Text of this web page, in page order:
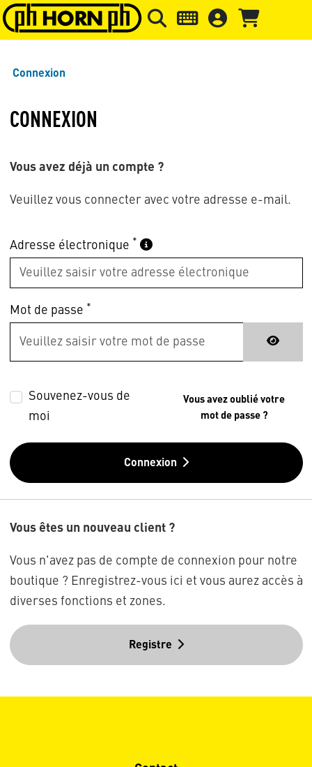
Skip to main content Passer à l'en-tête de la page
Connexion
CONNEXION
Vous avez déjà un compte ?
Veuillez vous connecter avec votre adresse e-mail.
Adresse électronique *
Mot de passe *
Souvenez-vous de
moi
Vous avez oublié votre
mot de passe ?
Connexion
Vous êtes un nouveau client ?
Vous n'avez pas de compte de connexion pour notre
boutique ? Enregistrez-vous ici et vous aurez accès à
diverses fonctions et zones.
Registre